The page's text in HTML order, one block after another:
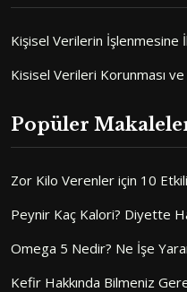
Kişisel Verilerin İşlenmesine
Kisisel Verileri Korunması ve
Popüler
Zor Kilo Verenler için 10
Peynir Kaç Kalori? Diyette
Omega 5 Nedir? Ne İşe
Kefir Hakkında Bilmeniz